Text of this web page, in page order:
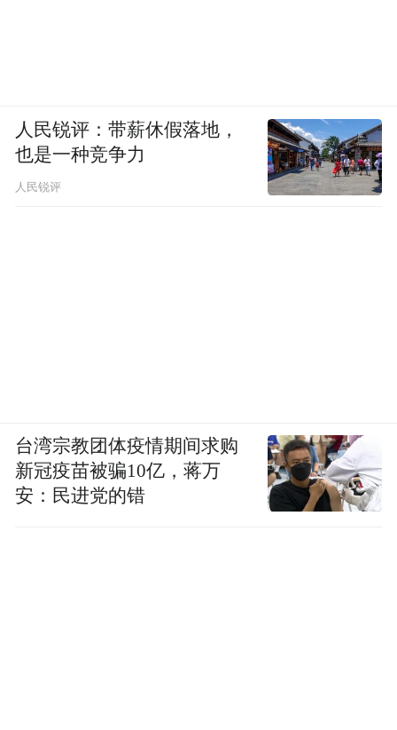
人民锐评：带薪休假落地，
也是一种竞争力
人民锐评
台湾宗教团体疫情期间求购
新冠疫苗被骗10亿，蒋万
安：民进党的错